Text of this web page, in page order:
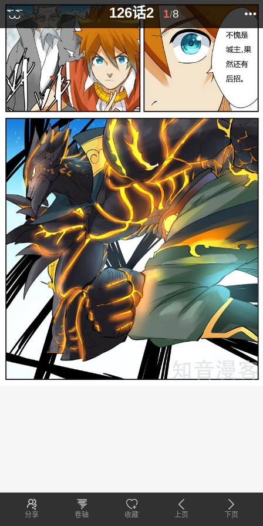
126话2 1/8
分享 卷轴 收藏 上页 下页